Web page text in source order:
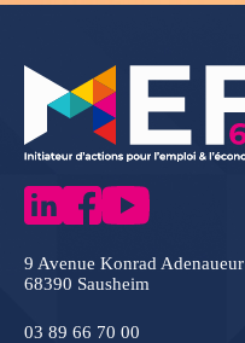
9 Avenue Konrad Adenaueur
68390 Sausheim
03 89 66 70 00